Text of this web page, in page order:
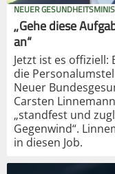
NEUER
„Gehe diese
an“
Jetzt ist es
die
Neuer
Carsten
„standfest und
Gegenwind“.
in diesen Job.